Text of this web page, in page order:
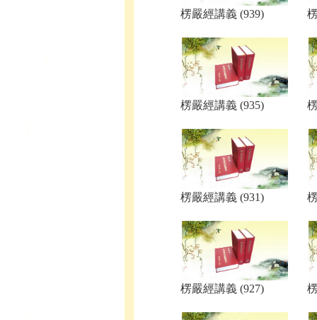
楞嚴經講義 (939)
楞嚴經講義 (935)
楞嚴經講義 (931)
楞嚴經講義 (927)